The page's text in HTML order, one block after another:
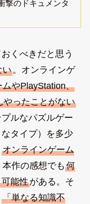
撃のドキュメンタ
くべきだと思う
い。オンラインゲ
やPlayStation、
やったことがない
ルなパズルゲー
タイプ）を多少
オンラインゲーム
作の感想でも何
能性がある。そ
「単なる知識不